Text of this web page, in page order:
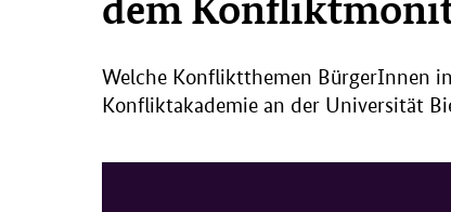
Welche Konfliktthemen BürgerInnen
Konfliktakademie an der Universität